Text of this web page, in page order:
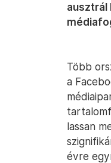
ausztrál
Több
a
lassan
évre